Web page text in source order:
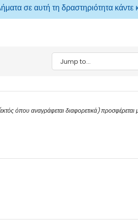
σε αυτή τη δραστηριότητα κάντε
Jump to...
όπου αναγράφεται διαφορετικά) προσφέρεται